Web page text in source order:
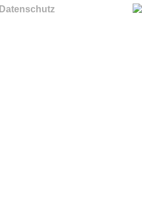
Datenschutz